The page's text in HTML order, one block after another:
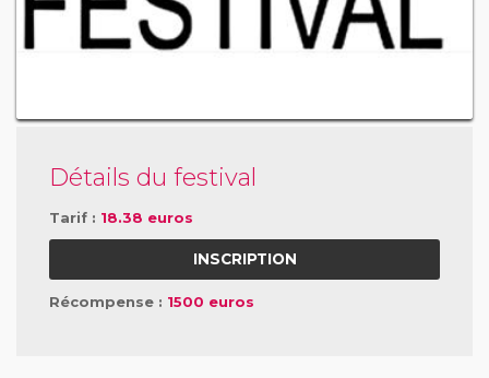
Détails du festival
Tarif : 18.38 euros
INSCRIPTION
Récompense : 1500 euros